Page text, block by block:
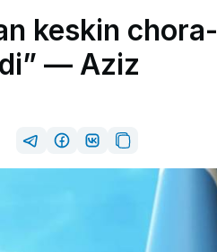
keskin chora-
— Aziz